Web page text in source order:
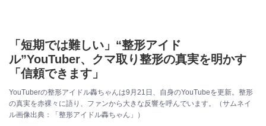
「短期では難しい」“整形アイド
ル”YouTuber、クマ取り整形の真実を明かす
「信頼できます」
YouTuberの整形アイドル轟ちゃんは9月21日、自身のYouTubeを更新。整形
の真実を赤裸々に語り、ファンから大きな反響を呼んでいます。（サムネイ
ル画像出典：「整形アイドル轟ちゃん」）